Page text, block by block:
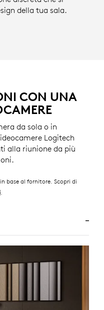
della tua sala.
CON UNA
da sola o in
Logitech
alla riunione da più
base al fornitore. Scopri di
.